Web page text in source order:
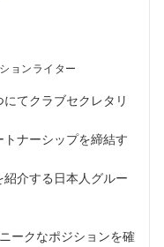
ョンライター
てクラブセクレタリ
トナーシップを締結す
紹介する日本人グルー
ークなポジションを確